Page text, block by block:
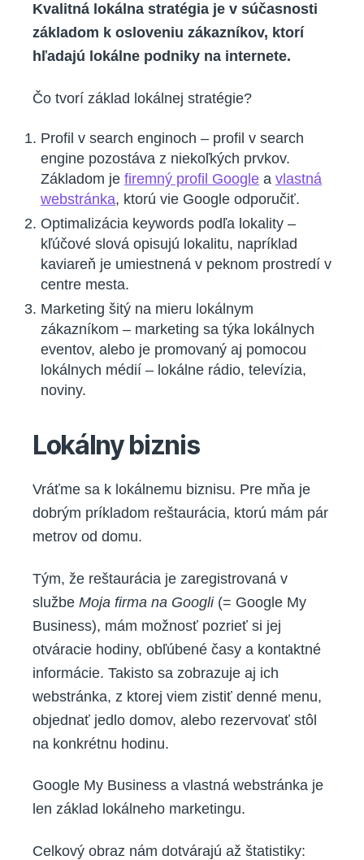
Kvalitná lokálna stratégia je v súčasnosti
základom k osloveniu zákazníkov, ktorí
hľadajú lokálne podniky na internete.
Čo tvorí základ lokálnej stratégie?
Profil v search enginoch – profil v search
engine pozostáva z niekoľkých prvkov.
Základom je firemný profil Google a vlastná
webstránka, ktorú vie Google odporučiť.
Optimalizácia keywords podľa lokality –
kľúčové slová opisujú lokalitu, napríklad
kaviareň je umiestnená v peknom prostredí v
centre mesta.
Marketing šitý na mieru lokálnym
zákazníkom – marketing sa týka lokálnych
eventov, alebo je promovaný aj pomocou
lokálnych médií – lokálne rádio, televízia,
noviny.
Lokálny biznis
Vráťme sa k lokálnemu biznisu. Pre mňa je
dobrým príkladom reštaurácia, ktorú mám pár
metrov od domu.
Tým, že reštaurácia je zaregistrovaná v
službe Moja firma na Googli(= Google My
Business), mám možnosť pozrieť si jej
otváracie hodiny, obľúbené časy a kontaktné
informácie. Takisto sa zobrazuje aj ich
webstránka, z ktorej viem zistiť denné menu,
objednať jedlo domov, alebo rezervovať stôl
na konkrétnu hodinu.
Google My Business a vlastná webstránka je
len základ lokálneho marketingu.
Celkový obraz nám dotvárajú až štatistiky: